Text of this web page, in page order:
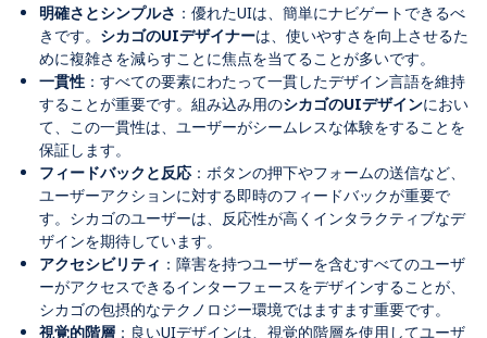
明確さとシンプルさ ：優れたUIは、簡単にナビゲートできるべ
きです。 シカゴのUIデザイナーは、使いやすさを向上させるた
めに複雑さを減らすことに焦点を当てることが多いです。
一貫性 ：すべての要素にわたって一貫したデザイン言語を維持
することが重要です。組み込み用のシカゴのUIデザインにおい
て、この一貫性は、ユーザーがシームレスな体験をすることを
保証します。
フィードバックと反応 ：ボタンの押下やフォームの送信など、
ユーザーアクションに対する即時のフィードバックが重要で
す。シカゴのユーザーは、反応性が高くインタラクティブなデ
ザインを期待しています。
アクセシビリティ ：障害を持つユーザーを含むすべてのユーザ
ーがアクセスできるインターフェースをデザインすることが、
シカゴの包摂的なテクノロジー環境ではますます重要です。
視覚的階層 ：良いUIデザインは、視覚的階層を使用してユーザ